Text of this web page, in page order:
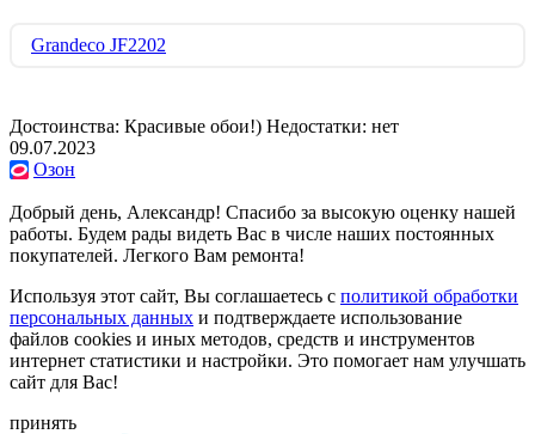
Grandeco JF2202
Достоинства: Красивые обои!) Недостатки: нет
09.07.2023
Озон
Добрый день, Александр! Спасибо за высокую оценку нашей
работы. Будем рады видеть Вас в числе наших постоянных
покупателей. Легкого Вам ремонта!
Используя этот сайт, Вы соглашаетесь с политикой обработки
персональных данных и подтверждаете использование
файлов cookies и иных методов, средств и инструментов
интернет статистики и настройки. Это помогает нам улучшать
сайт для Вас!
принять